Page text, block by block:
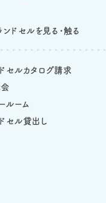
ンドセルを 見る・触る
セルカタログ請求
ルーム
セル貸出し